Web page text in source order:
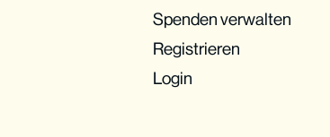
Spenden verwalten
Registrieren
Login